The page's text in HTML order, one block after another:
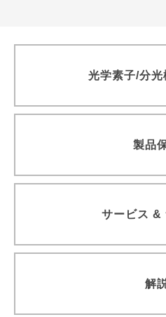
ラミナー型レプリカ回折格子（真
光学素子/分
製品
サービス &
解